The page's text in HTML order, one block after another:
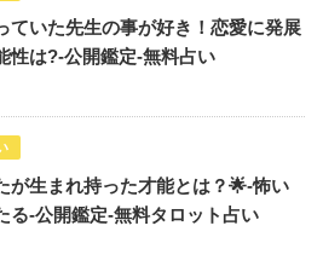
ていた先生の事が好き！恋愛に発展
性は?-公開鑑定-無料占い
が生まれ持った才能とは？🌟-怖い
る-公開鑑定-無料タロット占い